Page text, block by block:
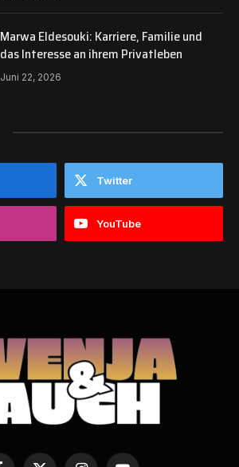
Marwa Eldesouki: Karriere, Familie und
das Interesse an ihrem Privatleben
Juni 22, 2026
Twitter
YouTube